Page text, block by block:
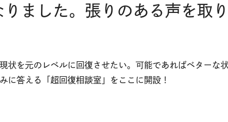
ました。張りのある声を取
状を元のレベルに回復させたい。可能であればベターな
に答える「超回復相談室」をここに開設！